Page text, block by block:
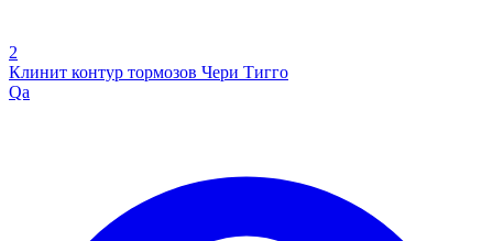
2
Клинит контур тормозов Чери Тигго
Qa